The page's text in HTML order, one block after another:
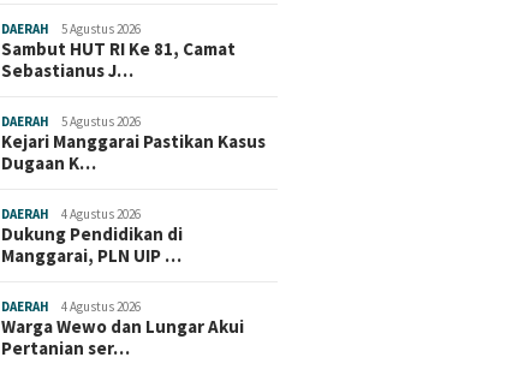
DAERAH 5 Agustus 2026
Sambut HUT RI Ke 81, Camat
Sebastianus J…
DAERAH 5 Agustus 2026
Kejari Manggarai Pastikan Kasus
Dugaan K…
DAERAH 4 Agustus 2026
Dukung Pendidikan di
Manggarai, PLN UIP …
DAERAH 4 Agustus 2026
Warga Wewo dan Lungar Akui
Pertanian ser…